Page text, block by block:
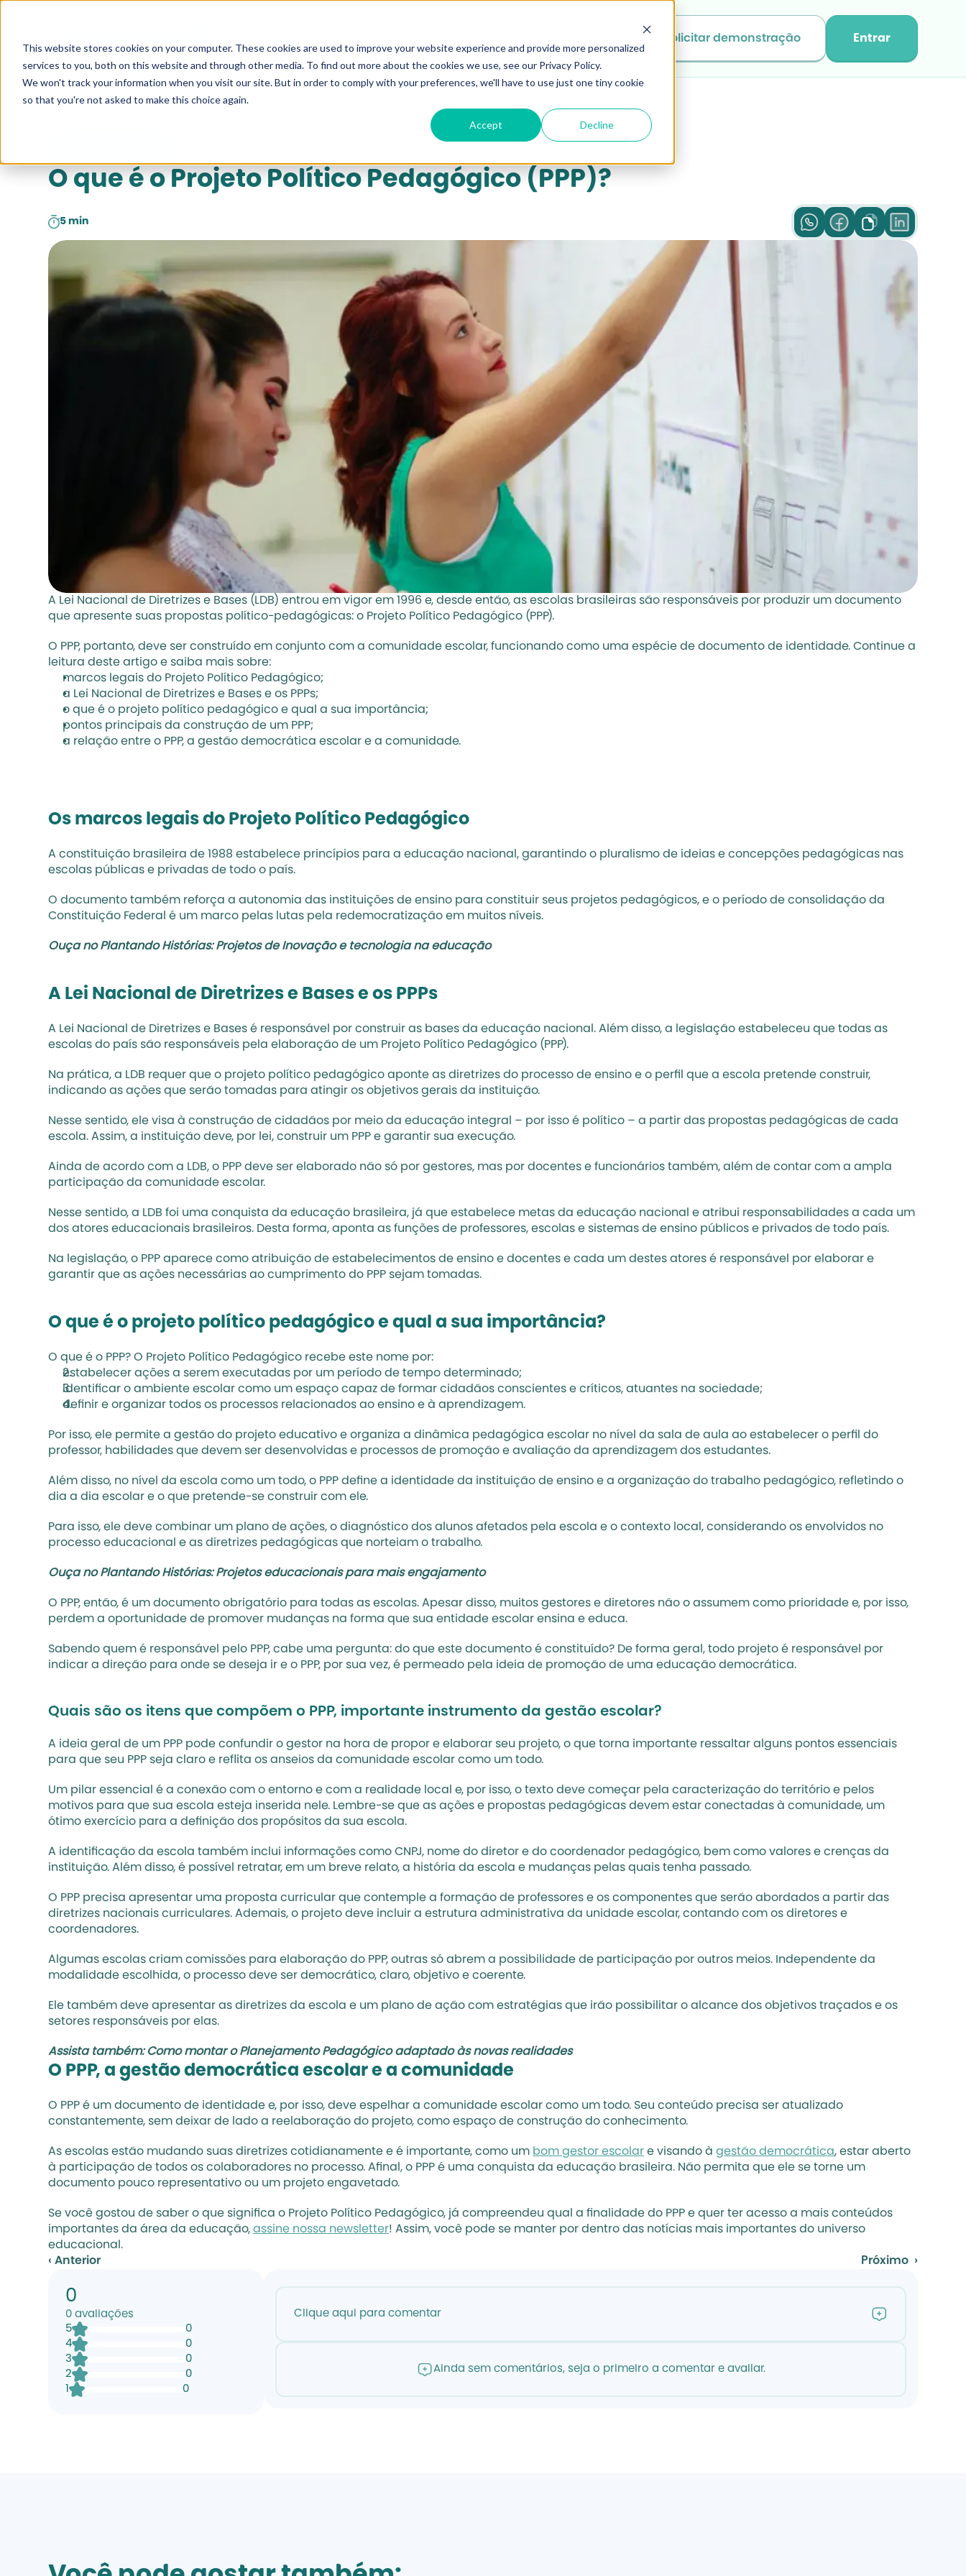
This website stores cookies on your computer. These cookies are used to improve your website experience and provide more personalized
services to you, both on this website and through other media. To find out more about the cookies we use, see our Privacy Policy.
We won't track your information when you visit our site. But in order to comply with your preferences, we'll have to use just one tiny cookie
so that you're not asked to make this choice again.
Accept Decline
Solicitar demonstração Entrar
O que é o Projeto Político Pedagógico (PPP)?
5 min
A Lei Nacional de Diretrizes e Bases (LDB) entrou em vigor em 1996 e, desde então, as escolas brasileiras são responsáveis por produzir um documento
que apresente suas propostas político-pedagógicas: o Projeto Político Pedagógico (PPP).
O PPP, portanto, deve ser construído em conjunto com a comunidade escolar, funcionando como uma espécie de documento de identidade. Continue a
leitura deste artigo e saiba mais sobre:
marcos legais do Projeto Político Pedagógico;
a Lei Nacional de Diretrizes e Bases e os PPPs;
o que é o projeto político pedagógico e qual a sua importância;
pontos principais da construção de um PPP;
a relação entre o PPP, a gestão democrática escolar e a comunidade.
Os marcos legais do Projeto Político Pedagógico
A constituição brasileira de 1988 estabelece princípios para a educação nacional, garantindo o pluralismo de ideias e concepções pedagógicas nas
escolas públicas e privadas de todo o país.
O documento também reforça a autonomia das instituições de ensino para constituir seus projetos pedagógicos, e o período de consolidação da
Constituição Federal é um marco pelas lutas pela redemocratização em muitos níveis.
Ouça no Plantando Histórias: Projetos de Inovação e tecnologia na educação
A Lei Nacional de Diretrizes e Bases e os PPPs
A Lei Nacional de Diretrizes e Bases é responsável por construir as bases da educação nacional. Além disso, a legislação estabeleceu que todas as
escolas do país são responsáveis pela elaboração de um Projeto Político Pedagógico (PPP).
Na prática, a LDB requer que o projeto político pedagógico aponte as diretrizes do processo de ensino e o perfil que a escola pretende construir,
indicando as ações que serão tomadas para atingir os objetivos gerais da instituição.
Nesse sentido, ele visa à construção de cidadãos por meio da educação integral
– por isso é político – a partir das propostas pedagógicas de cada
escola. Assim, a instituição deve, por lei, construir um PPP e garantir sua execução.
Ainda de acordo com a LDB, o PPP deve ser elaborado não só por gestores, mas por docentes e funcionários também, além de contar com a ampla
participação da comunidade escolar.
Nesse sentido, a LDB foi uma conquista da educação brasileira, já que estabelece metas da educação nacional e atribui responsabilidades a cada um
dos atores educacionais brasileiros. Desta forma, aponta as funções de professores, escolas e sistemas de ensino públicos e privados de todo país.
Na legislação, o PPP aparece como atribuição de estabelecimentos de ensino e docentes e cada um destes atores é responsável por elaborar e
garantir que as ações necessárias ao cumprimento do PPP sejam tomadas.
O que é o projeto político pedagógico e qual a sua importância?
O que é o PPP? O Projeto Político Pedagógico recebe este nome por:
estabelecer ações a serem executadas por um período de tempo determinado;
identificar o ambiente escolar como um espaço capaz de formar cidadãos conscientes e críticos, atuantes na sociedade;
definir e organizar todos os processos relacionados ao ensino e à aprendizagem.
Por isso, ele permite a gestão do projeto educativo e organiza a dinâmica pedagógica escolar no nível da sala de aula ao estabelecer o perfil do
professor, habilidades que devem ser desenvolvidas e processos de promoção e avaliação da aprendizagem dos estudantes.
Além disso, no nível da escola como um todo, o PPP define a identidade da instituição de ensino e a organização do trabalho pedagógico, refletindo o
dia a dia escolar e o que pretende-se construir com ele.
Para isso, ele deve combinar um plano de ações, o diagnóstico dos alunos afetados pela escola e o contexto local, considerando os envolvidos no
processo educacional e as diretrizes pedagógicas que norteiam o trabalho.
Ouça no Plantando Histórias: Projetos educacionais para mais engajamento
O PPP, então, é um documento obrigatório para todas as escolas. Apesar disso, muitos gestores e diretores não o assumem como prioridade e, por isso,
perdem a oportunidade de promover mudanças na forma que sua entidade escolar ensina e educa.
Sabendo quem é responsável pelo PPP, cabe uma pergunta: do que este documento é constituído? De forma geral, todo projeto é responsável por
indicar a direção para onde se deseja ir e o PPP, por sua vez, é permeado pela ideia de promoção de uma educação democrática.
Quais são os itens que compõem o PPP, importante instrumento da gestão escolar?
A ideia geral de um PPP pode confundir o gestor na hora de propor e elaborar seu projeto, o que torna importante ressaltar alguns pontos essenciais
para que seu PPP seja claro e reflita os anseios da comunidade escolar como um todo.
Um pilar essencial é a conexão com o entorno e com a realidade local e, por isso, o texto deve começar pela caracterização do território e pelos
motivos para que sua escola esteja inserida nele. Lembre-se que as ações e propostas pedagógicas devem estar conectadas à comunidade, um
ótimo exercício para a definição dos propósitos da sua escola.
A identificação da escola também inclui informações como CNPJ, nome do diretor e do coordenador pedagógico, bem como valores e crenças da
instituição. Além disso, é possível retratar, em um breve relato, a história da escola e mudanças pelas quais tenha passado.
O PPP precisa apresentar uma proposta curricular que contemple a formação de professores e os componentes que serão abordados a partir das
diretrizes nacionais curriculares. Ademais, o projeto deve incluir a estrutura administrativa da unidade escolar, contando com os diretores e
coordenadores.
Algumas escolas criam comissões para elaboração do PPP, outras só abrem a possibilidade de participação por outros meios. Independente da
modalidade escolhida, o processo deve ser democrático, claro, objetivo e coerente.
Ele também deve apresentar as diretrizes da escola e um plano de ação com estratégias que irão possibilitar o alcance dos objetivos traçados e os
setores responsáveis por elas.
Assista também: Como montar o Planejamento Pedagógico adaptado às novas realidades
O PPP, a gestão democrática escolar e a comunidade
O PPP é um documento de identidade e, por isso, deve espelhar a comunidade escolar como um todo. Seu conteúdo precisa ser atualizado
constantemente, sem deixar de lado a reelaboração do projeto, como espaço de construção do conhecimento.
As escolas estão mudando suas diretrizes cotidianamente e é importante, como um bom gestor escolar e visando à gestão democrática, estar aberto
à participação de todos os colaboradores no processo. Afinal, o PPP é uma conquista da educação brasileira. Não permita que ele se torne um
documento pouco representativo ou um projeto engavetado.
Se você gostou de saber o que significa o Projeto Político Pedagógico, já compreendeu qual a finalidade do PPP e quer ter acesso a mais conteúdos
importantes da área da educação, assine nossa newsletter! Assim, você pode se manter por dentro das notícias mais importantes do universo
educacional.
‹ Anterior
Próximo  ›
0
0 avaliações
5
0
4
0
3
0
2
0
1
0
Clique aqui para comentar
Ainda sem comentários, seja o primeiro a comentar e avaliar.